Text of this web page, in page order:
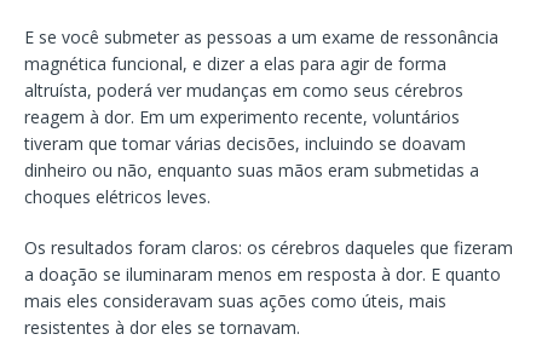
E se você submeter as pessoas a um exame de ressonância
magnética funcional, e dizer a elas para agir de forma
altruísta, poderá ver mudanças em como seus cérebros
reagem à dor. Em um experimento recente, voluntários
tiveram que tomar várias decisões, incluindo se doavam
dinheiro ou não, enquanto suas mãos eram submetidas a
choques elétricos leves.
Os resultados foram claros: os cérebros daqueles que fizeram
a doação se iluminaram menos em resposta à dor. E quanto
mais eles consideravam suas ações como úteis, mais
resistentes à dor eles se tornavam.